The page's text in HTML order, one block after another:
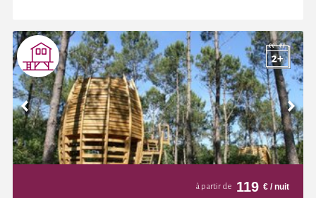
à partir de 119 € / nuit